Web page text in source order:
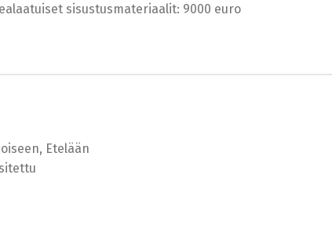
sisustusmateriaalit: 9000 euro
Etelään